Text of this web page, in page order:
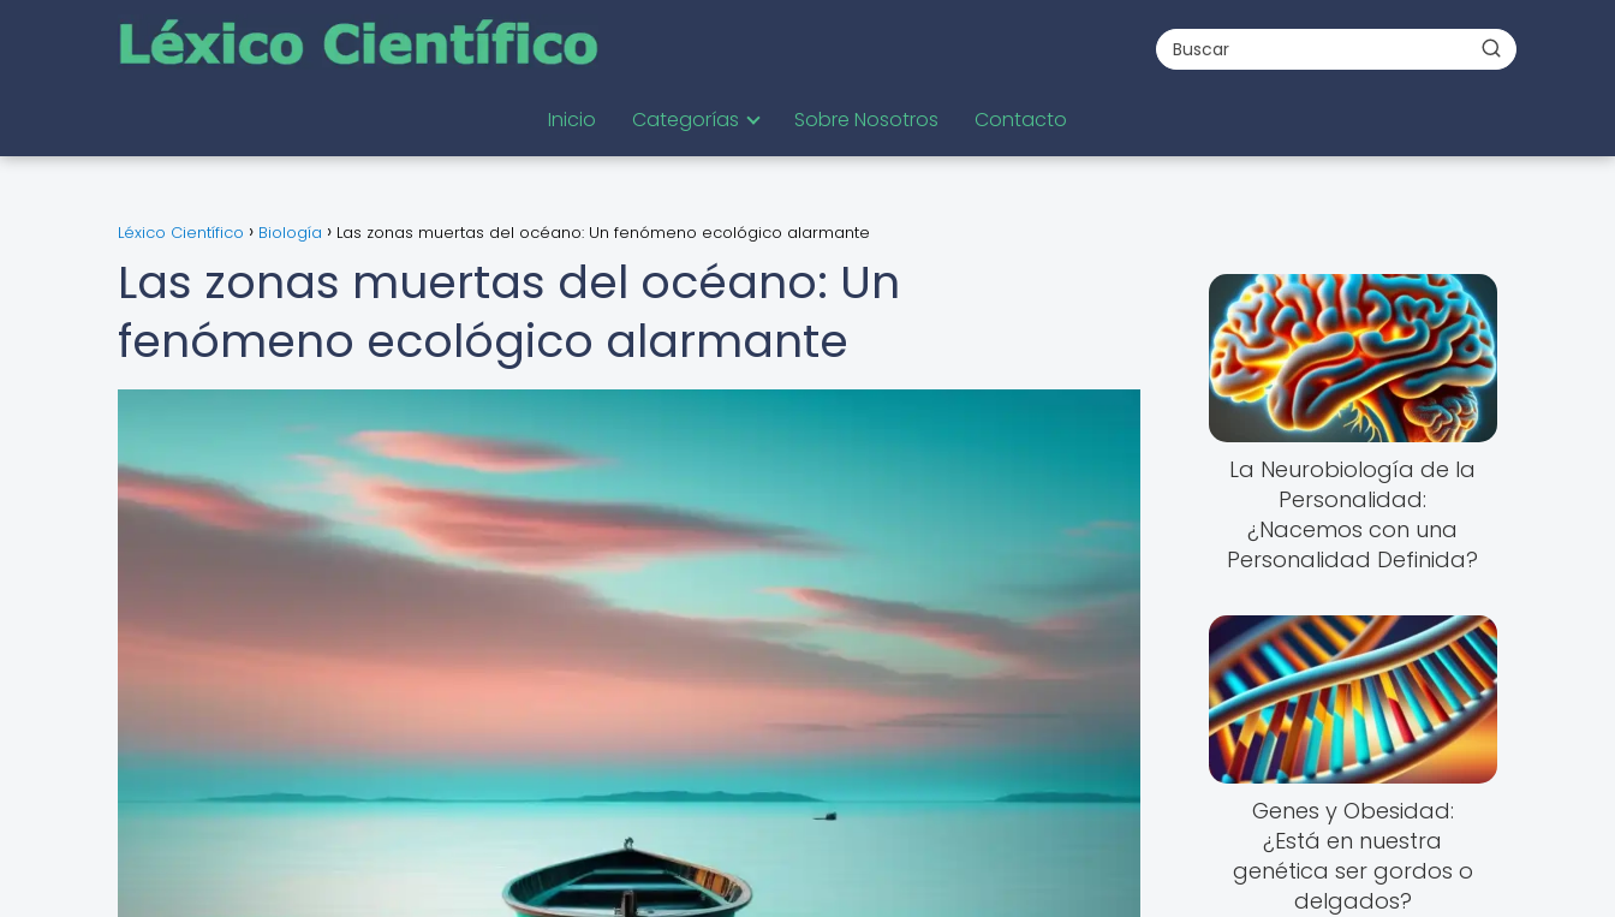
Inicio Categorías Sobre Nosotros Contacto
Léxico Científico Biología Las zonas muertas del océano: Un fenómeno ecológico alarmante
Las zonas muertas del océano: Un
fenómeno ecológico alarmante
La Neurobiología de la
Personalidad:
¿Nacemos con una
Personalidad Definida?
Genes y Obesidad:
¿Está en nuestra
genética ser gordos o
delgados?